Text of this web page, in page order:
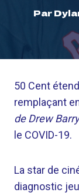
Par
50 Cent
remplaçant
de Drew
le COVID-19.
La star de
diagnostic